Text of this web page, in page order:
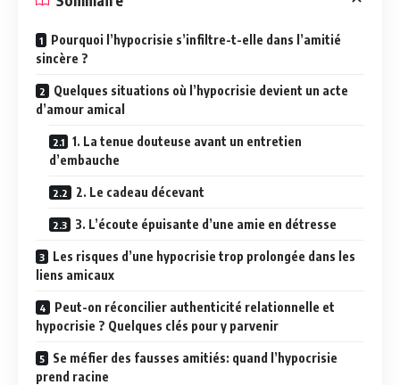
Pourquoi l’hypocrisie s’infiltre-t-elle dans l’amitié
sincère ?
Quelques situations où l’hypocrisie devient un acte
d’amour amical
1. La tenue douteuse avant un entretien
d’embauche
2. Le cadeau décevant
3. L’écoute épuisante d’une amie en détresse
Les risques d’une hypocrisie trop prolongée dans les
liens amicaux
Peut-on réconcilier authenticité relationnelle et
hypocrisie ? Quelques clés pour y parvenir
Se méfier des fausses amitiés: quand l’hypocrisie
prend racine